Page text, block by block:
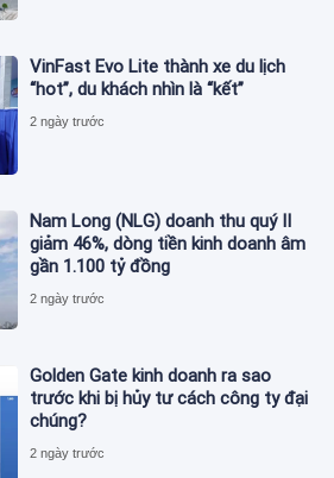
VinFast Evo Lite thành xe du lịch
“hot”, du khách nhìn là “kết”
2 ngày trước
Nam Long (NLG) doanh thu quý II
giảm 46%, dòng tiền kinh doanh âm
gần 1.100 tỷ đồng
2 ngày trước
Golden Gate kinh doanh ra sao
trước khi bị hủy tư cách công ty đại
chúng?
2 ngày trước